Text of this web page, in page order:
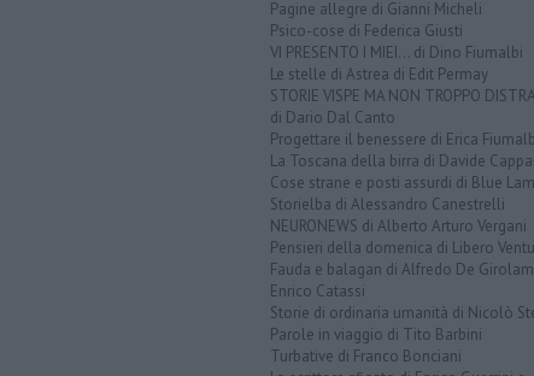
Pagine allegre di Gianni Micheli
Psico-cose di Federica Giusti
VI PRESENTO I MIEI... di Dino Fiumalbi
Le stelle di Astrea di Edit Permay
STORIE VISPE MA NON TROPPO
di Dario Dal Canto
Progettare il benessere di Erica
La Toscana della birra di Davide
Cose strane e posti assurdi di Blue
Storielba di Alessandro Canestrelli
NEURONEWS di Alberto Arturo Vergani
Pensieri della domenica di Libero
Fauda e balagan di Alfredo De
Enrico Catassi
Storie di ordinaria umanità di Nicolò
Parole in viaggio di Tito Barbini
Turbative di Franco Bonciani